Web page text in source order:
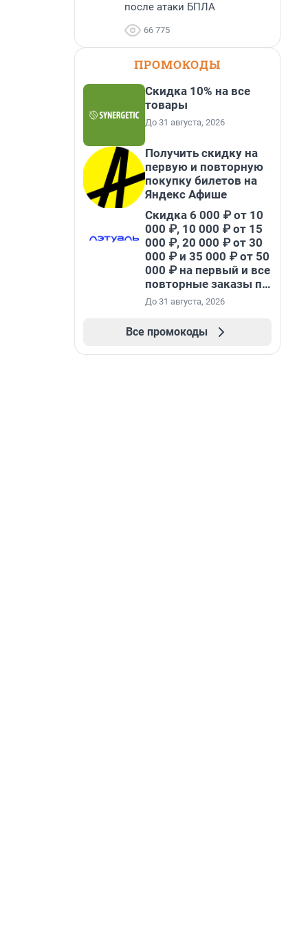
после атаки БПЛА
66 775
ПРОМОКОДЫ
Скидка 10% на все
товары
До 31 августа, 2026
Получить скидку на
первую и повторную
покупку билетов на
Яндекс Афише
Скидка 6 000 ₽ от 10
000 ₽, 10 000 ₽ от 15
000 ₽, 20 000 ₽ от 30
000 ₽ и 35 000 ₽ от 50
000 ₽ на первый и все
повторные заказы по
промокоду НАБЕРИ
До 31 августа, 2026
Все промокоды